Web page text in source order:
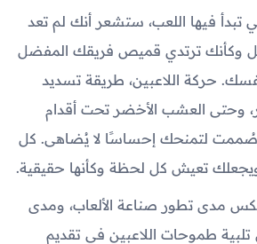
تبدأ فيها اللعب، ستشعر أنك لم تعد
وكأنك ترتدي قميص فريقك المفضل
حركة اللاعبين، طريقة تسديد
وحتى العشب الأخضر تحت أقدام
صُممت لتمنحك إحساسًا لا يُضاهى. كل
تعيش كل لحظة وكأنها حقيقية.
مدى تطور صناعة الألعاب، ومدى
طموحات اللاعبين في تقديم